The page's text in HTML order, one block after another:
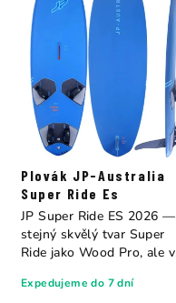
Plovák JP-Australia
Super Ride Es
Expedujeme do 7 dní
JP Super Ride ES 2026 —
stejný skvělý tvar Super
Ride jako Wood Pro, ale v